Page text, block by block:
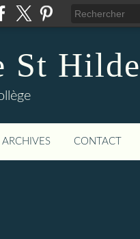
St
ARCHIVES CONTACT